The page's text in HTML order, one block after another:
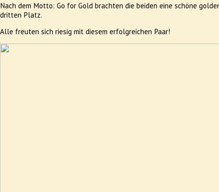
Nach dem Motto: Go for Gold brachten die beiden eine schöne
dritten Platz.
Alle freuten sich riesig mit diesem erfolgreichen Paar!